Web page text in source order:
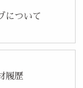
について
履歴